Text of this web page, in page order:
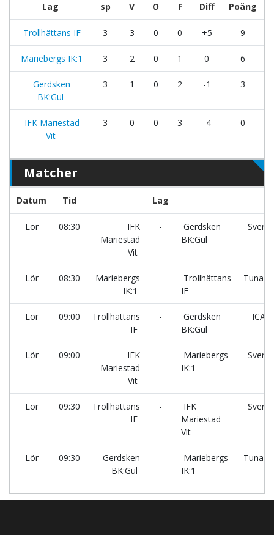
Lag
sp
V O F Diff Poäng
Trollhättans IF 3 3 0 0 +5 9
Mariebergs IK:1 3 2 0 1 0 6
Gerdsken
BK:Gul
3 1 0 2 -1 3
IFK Mariestad
Vit
3 0 0 3 -4 0
Matcher
Datum Tid Lag
Lör 08:30
IFK
Mariestad
Vit
-
Gerdsken
BK:Gul
Lör 08:30
Mariebergs
IK:1
-
Trollhättans
IF
Lör 09:00
Trollhättans
IF
-
Gerdsken
BK:Gul
ICA
Lör 09:00
IFK
Mariestad
Vit
-
Mariebergs
IK:1
Lör 09:30
Trollhättans
IF
-
IFK
Mariestad
Vit
Lör 09:30
Gerdsken
BK:Gul
-
Mariebergs
IK:1